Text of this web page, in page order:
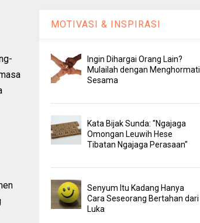
MOTIVASI & INSPIRASI
Ingin Dihargai Orang Lain?
Mulailah dengan Menghormati
Sesama
Kata Bijak Sunda: "Ngajaga
Omongan Leuwih Hese
Tibatan Ngajaga Perasaan"
Senyum Itu Kadang Hanya
Cara Seseorang Bertahan dari
Luka